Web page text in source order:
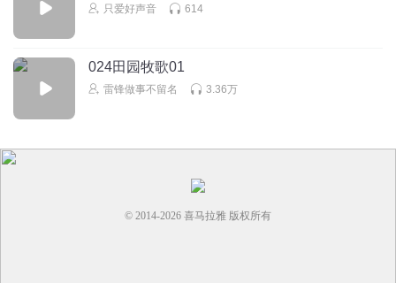
只爱好声音 614
024田园牧歌01
雷锋做事不留名 3.36万
© 2014-2026 喜马拉雅 版权所有